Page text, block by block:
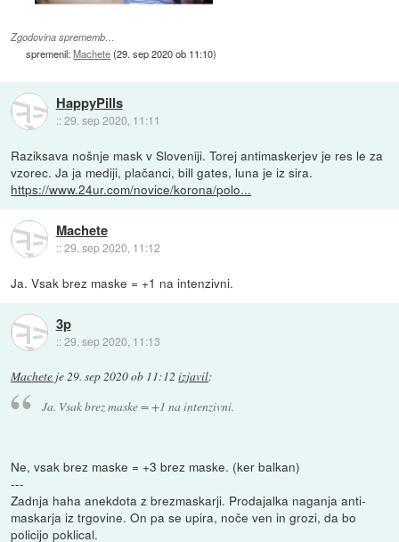
Zgodovina sprememb…
spremenil:Machete(29. sep 2020 ob 11:10)
HappyPills
::29. sep 2020, 11:11
Raziksava nošnje mask v Sloveniji. Torej antimaskerjev je res le za
vzorec. Ja ja mediji, plačanci, bill gates, luna je iz sira.
https://www.24ur.com/novice/korona/polo...
Machete
::29. sep 2020, 11:12
Ja. Vsak brez maske = +1 na intenzivni.
3p
::29. sep 2020, 11:13
Machete je29. sep 2020 ob 11:12 izjavil:
Ja. Vsak brez maske = +1 na intenzivni.
Ne, vsak brez maske = +3 brez maske. (ker balkan)
---
Zadnja haha anekdota z brezmaskarji. Prodajalka naganja anti-
maskarja iz trgovine. On pa se upira, noče ven in grozi, da bo
policijo poklical.